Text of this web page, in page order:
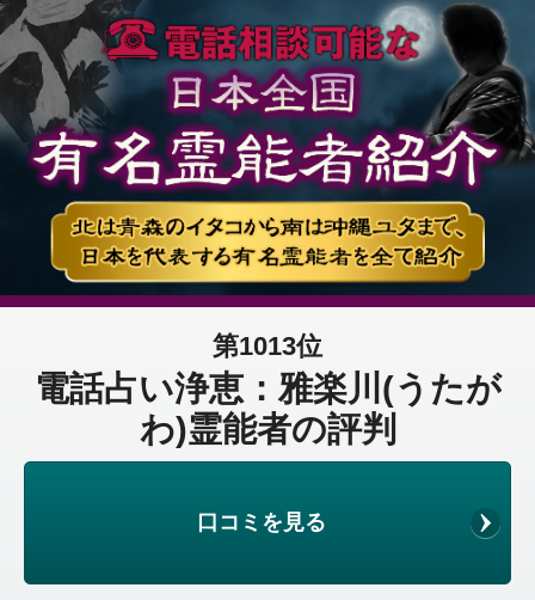
第1013位
電話占い浄恵：雅楽川(うたが
わ)霊能者の評判
口コミを見る